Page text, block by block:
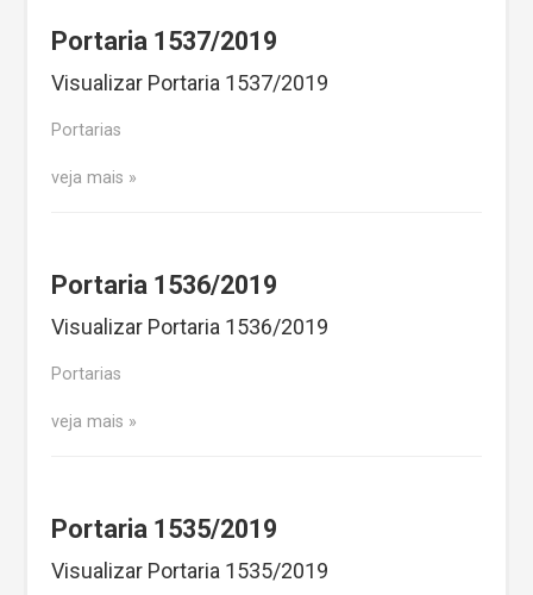
Portaria 1537/2019
Visualizar Portaria 1537/2019
Portarias
veja mais
Portaria 1536/2019
Visualizar Portaria 1536/2019
Portarias
veja mais
Portaria 1535/2019
Visualizar Portaria 1535/2019